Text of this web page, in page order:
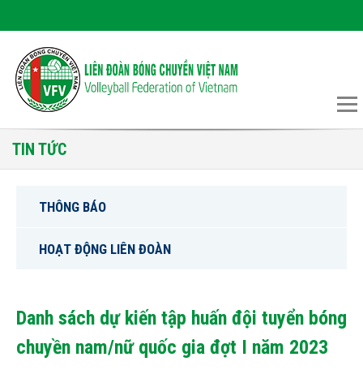
TIN TỨC
THÔNG BÁO
HOẠT ĐỘNG LIÊN ĐOÀN
Danh sách dự kiến tập huấn đội tuyển bóng
chuyền nam/nữ quốc gia đợt I năm 2023